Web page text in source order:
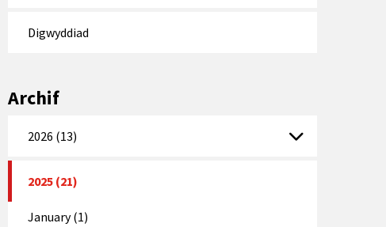
Digwyddiad
Archif
2026 (13)
2025 (21)
January (1)